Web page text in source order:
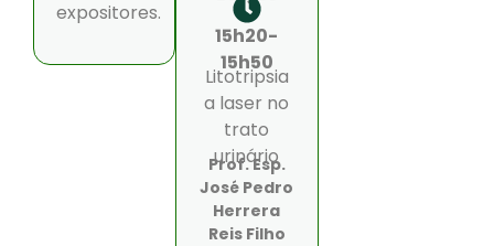
expositores.
15h20-
15h50
Litotripsia
a laser no
trato
urinário
Prof. Esp.
José Pedro
Herrera
Reis Filho